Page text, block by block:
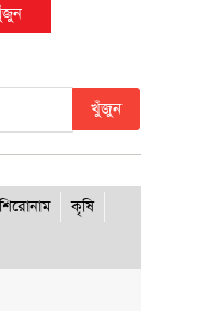
খুঁজুন
শিরোনাম
কৃষি